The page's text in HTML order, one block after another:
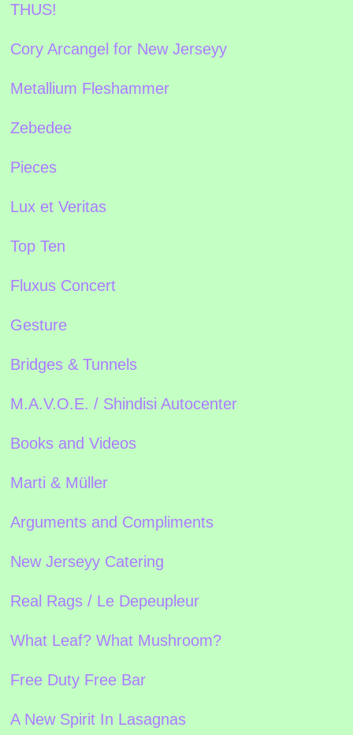
THUS!
Cory Arcangel for New Jerseyy
Metallium Fleshammer
Zebedee
Pieces
Lux et Veritas
Top Ten
Fluxus Concert
Gesture
Bridges & Tunnels
M.A.V.O.E. / Shindisi Autocenter
Books and Videos
Marti & Müller
Arguments and Compliments
New Jerseyy Catering
Real Rags / Le Depeupleur
What Leaf? What Mushroom?
Free Duty Free Bar
A New Spirit In Lasagnas